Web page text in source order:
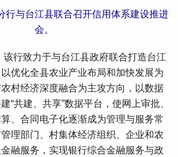
行与台江县联合召开信用体系建设推进
会。
行致力于与台江县政府联合打造台江
优化全县农业产业布局和加快发展为
村经济深度融合为主攻方向，以数据
“共建、共享”数据平台，使网上审批、
、合同电子化逐渐成为管理与服务常
理部门、村集体经济组织、企业和农
融服务，实现银行综合金融服务与政